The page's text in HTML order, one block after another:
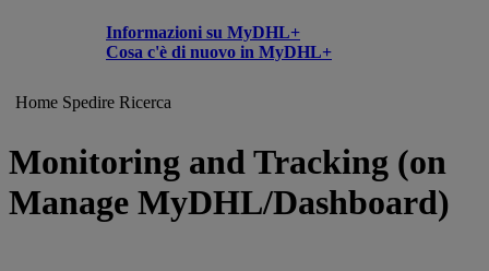
Informazioni su MyDHL+
Cosa c'è di nuovo in MyDHL+
Home Spedire Ricerca
Monitoring and Tracking (on
Manage MyDHL/Dashboard)